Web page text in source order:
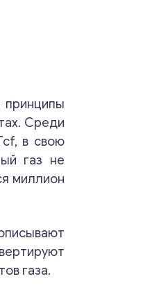
принципы
Среди
в свою
газ не
миллион
газа.